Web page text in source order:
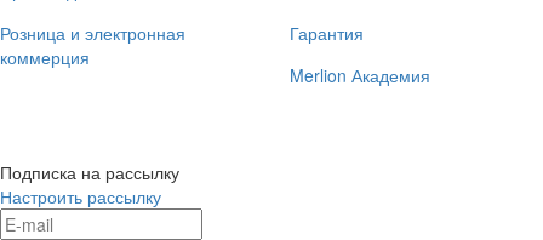
Розница и электронная
коммерция
Гарантия
Merlion Академия
Подписка на рассылку
Настроить рассылку